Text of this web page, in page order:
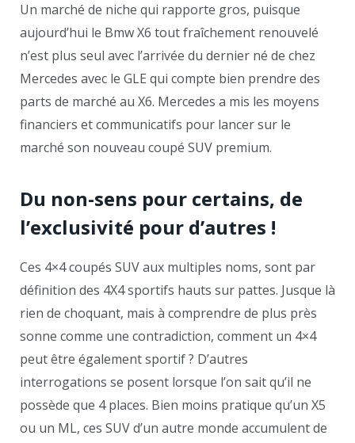
Un marché de niche qui rapporte gros, puisque
aujourd’hui le Bmw X6 tout fraîchement renouvelé
n’est plus seul avec l’arrivée du dernier né de chez
Mercedes avec le GLE qui compte bien prendre des
parts de marché au X6. Mercedes a mis les moyens
financiers et communicatifs pour lancer sur le
marché son nouveau coupé SUV premium.
Du non-sens pour certains, de
l’exclusivité pour d’autres !
Ces 4×4 coupés SUV aux multiples noms, sont par
définition des 4X4 sportifs hauts sur pattes. Jusque là
rien de choquant, mais à comprendre de plus près
sonne comme une contradiction, comment un 4×4
peut être également sportif ? D’autres
interrogations se posent lorsque l’on sait qu’il ne
possède que 4 places. Bien moins pratique qu’un X5
ou un ML, ces SUV d’un autre monde accumulent de